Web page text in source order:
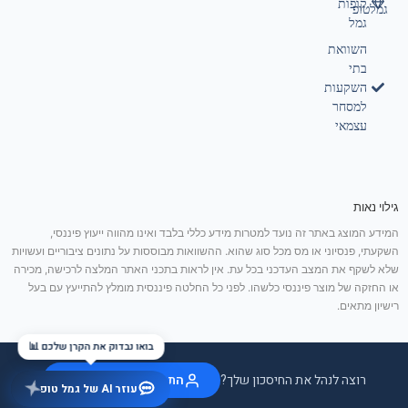
קופות
גמל
השוואת
בתי
השקעות
למסחר
עצמאי
גמלטופ
גילוי נאות
המידע המוצג באתר זה נועד למטרות מידע כללי בלבד ואינו מהווה ייעוץ פיננסי,
השקעתי, פנסיוני או מס מכל סוג שהוא. ההשוואות מבוססות על נתונים ציבוריים ועשויות
שלא לשקף את המצב העדכני בכל עת. אין לראות בתכני האתר המלצה לרכישה, מכירה
או החזקה של מוצר פיננסי כלשהו. לפני כל החלטה פיננסית מומלץ להתייעץ עם בעל
רישיון מתאים.
רוצה לנהל את החיסכון שלך? התחבר / הצטרף בחינם
עוזר AI של גמל טופ
בואו נבדוק את הקרן שלכם 📊